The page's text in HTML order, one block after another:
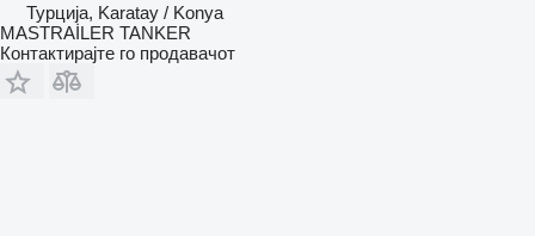
Турција, Karatay / Konya
MASTRAİLER TANKER
Контактирајте го продавачот